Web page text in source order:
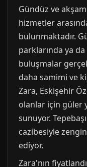
Gündüz ve
hizmetler
bulunmaktadır.
parklarında ya
buluşmalar
daha samimi ve
Zara, Eskişehir
olanlar için güler
sunuyor.
cazibesiyle
ediyor.
Zara'nın